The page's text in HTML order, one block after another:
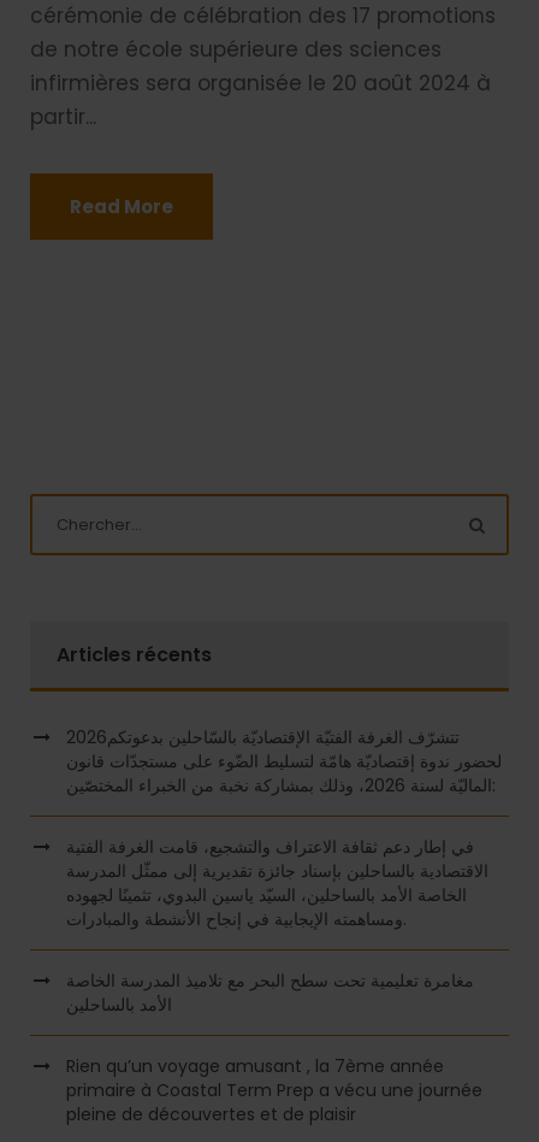
cérémonie de célébration des 17 promotions
de notre école supérieure des sciences
infirmières sera organisée le 20 août 2024 à
partir...
Read More
Articles récents
2026تتشرّف الغرفة الفتيّة الإقتصاديّة بالسّاحلين بدعوتكم
لحضور ندوة إقتصاديّة هامّة لتسليط الضّوء على مستجدّات قانون
الماليّة لسنة 2026، وذلك بمشاركة نخبة من الخبراء المختصّين:
في إطار دعم ثقافة الاعتراف والتشجيع، قامت الغرفة الفتية
الاقتصادية بالساحلين بإسناد جائزة تقديرية إلى ممثّل المدرسة
الخاصة الأمد بالساحلين، السيّد ياسين البدوي، تثمينًا لجهوده
ومساهمته الإيجابية في إنجاح الأنشطة والمبادرات.
مغامرة تعليمية تحت سطح البحر مع تلاميذ المدرسة الخاصة
الأمد بالساحلين
Rien qu’un voyage amusant , la 7ème année
primaire à Coastal Term Prep a vécu une journée
pleine de découvertes et de plaisir